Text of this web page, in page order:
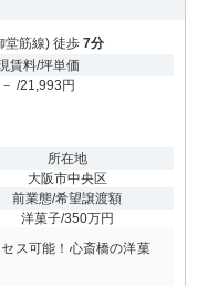
堂筋線) 徒歩 7分
賃料/坪単価
－ /21,993円
所在地
大阪市中央区
前業態/希望譲渡額
洋菓子/350万円
ス可能！心斎橋の洋菓